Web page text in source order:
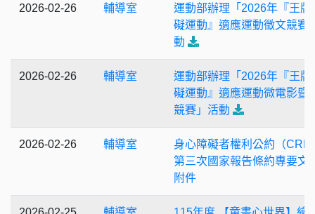
2026-02-26 輔導室
運動部辦理「2026年『王牌
礙運動』適應運動徵文競賽
動
2026-02-26 輔導室
運動部辦理「2026年『王牌
礙運動』適應運動微電影暨
競賽」活動
2026-02-26 輔導室
身心障礙者權利公約（
第三次國家報告條約專要文
附件